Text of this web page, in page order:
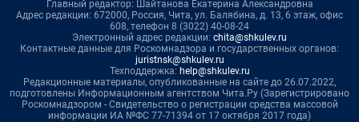
Главный редактор: Шайтанова Екатерина Александровна
Адрес редакции: 672000, Россия, Чита, ул. Балябина, д. 13, 6 этаж, офис
608, телефон 8 (3022) 40-08-24
Электронный адрес редакции: chita@shkulev.ru
Контактные данные для Роскомнадзора и государственных органов:
juristnsk@shkulev.ru
Техподдержка: help@shkulev.ru
Редакционные материалы, опубликованные на сайте до 26.07.2022,
подготовлены Информационным агентством Чита.Ру (Зарегистрировано
Роскомнадзором - Свидетельство о регистрации средства массовой
информации ИА №ФС 77-71394 от 17 октября 2017 года)